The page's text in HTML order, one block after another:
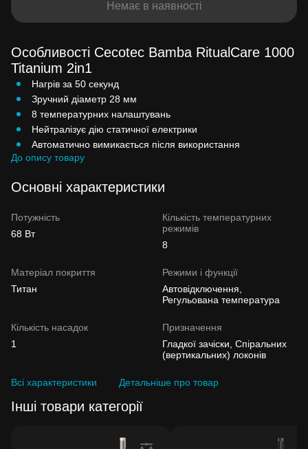
Немає в наявності
Особливості Cecotec Bamba RitualCare 1000
Titanium 2in1
Нагрів за 50 секунд
Зручний діаметр 28 мм
8 температурних налаштувань
Нейтралізує дію статичної електрики
Автоматично вимикається після використання
До опису товару
Основні характеристики
Потужність
68 Вт
Кількість температурних
режимів
8
Матеріал покриття
Титан
Режими і функції
Автовідключення,
Регульована температура
Кількість насадок
1
Призначення
Гладкої зачіски, Спіральних
(вертикальних) локонів
Всі характеристики Детальніше про товар
Інші товари категорії